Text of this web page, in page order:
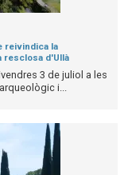
reivindica la
resclosa d'Ullà
3 de juliol a les
i...